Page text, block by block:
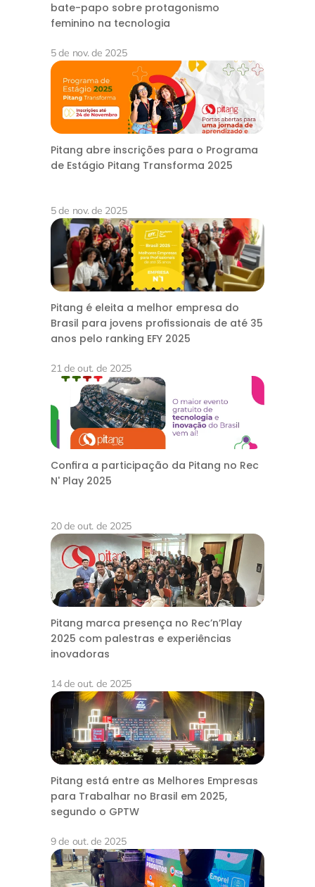
bate-papo sobre protagonismo
feminino na tecnologia
5 de nov. de 2025
Pitang abre inscrições para o Programa
de Estágio Pitang Transforma 2025
5 de nov. de 2025
Pitang é eleita a melhor empresa do
Brasil para jovens profissionais de até 35
anos pelo ranking EFY 2025
21 de out. de 2025
Confira a participação da Pitang no Rec
N' Play 2025
20 de out. de 2025
Pitang marca presença no Rec’n’Play
2025 com palestras e experiências
inovadoras
14 de out. de 2025
Pitang está entre as Melhores Empresas
para Trabalhar no Brasil em 2025,
segundo o GPTW
9 de out. de 2025